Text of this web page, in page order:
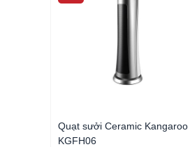
Quạt sưởi Ceramic Kangaroo
KGFH06